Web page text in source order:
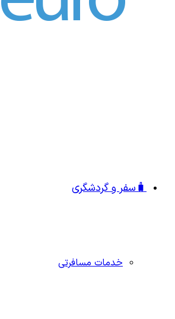
🧳سفر و گردشگری
خدمات مسافرتی